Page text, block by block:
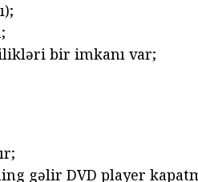
bir imkanı var;
gəlir DVD player